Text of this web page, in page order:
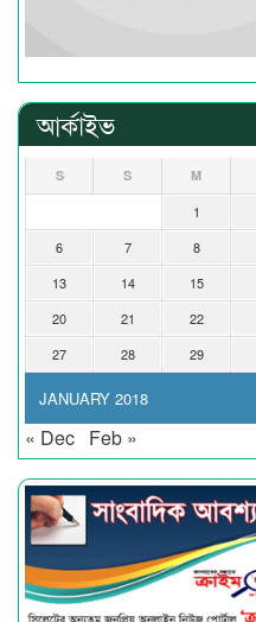
আর্কাইভ
JANUARY 2018
S S M
1
6
7 8
13
14 15
20
21 22
27
28 29
« Dec Feb »